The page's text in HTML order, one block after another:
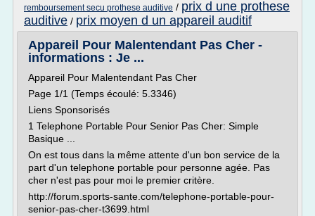
remboursement secu prothese auditive / prix d une prothese
auditive / prix moyen d un appareil auditif
Appareil Pour Malentendant Pas Cher -
informations : Je ...
Appareil Pour Malentendant Pas Cher
Page 1/1 (Temps écoulé: 5.3346)
Liens Sponsorisés
1 Telephone Portable Pour Senior Pas Cher: Simple
Basique ...
On est tous dans la même attente d'un bon service de la
part d'un telephone portable pour personne agée. Pas
cher n'est pas pour moi le premier critère.
http://forum.sports-sante.com/telephone-portable-pour-
senior-pas-cher-t3699.html